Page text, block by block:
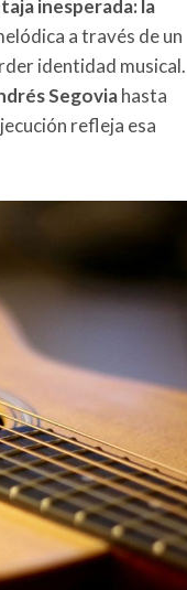
inesperada: la
a través de un
identidad musical.
Segoviahasta
refleja esa